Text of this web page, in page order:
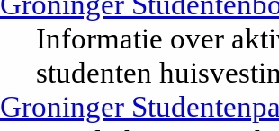
Informatie over
studenten
Groninger